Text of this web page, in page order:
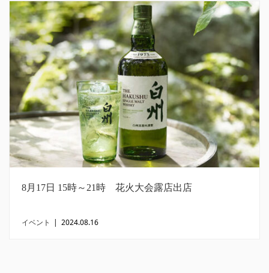
8月17日 15時～21時 花火大会露店出店
イベント | 2024.08.16